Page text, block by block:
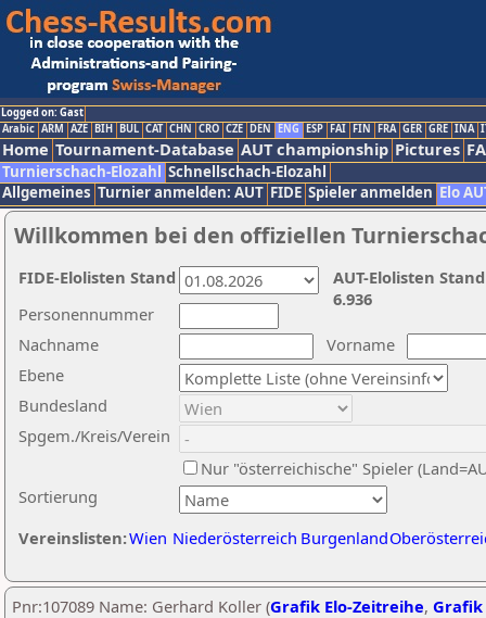
Logged on: Gast
Arabic ARM AZE BIH BUL CAT CHN CRO CZE DEN ENG ESP FAI FIN FRA GER GRE INA
Home Tournament-Database AUT championship Pictures
Turnierschach-Elozahl Schnellschach-Elozahl
Allgemeines Turnier anmelden: AUT FIDE Spieler anmelden Elo
Willkommen bei den offiziellen
Nachname
Vorname
Ebene
Sortierung
Personennummer
Bundesland
Spgem./Kreis/Verein
Nur "österreichische" Spieler
Vereinslisten:Wien Niederösterreich Burgenland
AUT-Elolisten
6.936
FIDE-Elolisten Stand
Pnr:107089 Name: Gerhard Koller (Grafik Elo-Zeitreihe, Grafik